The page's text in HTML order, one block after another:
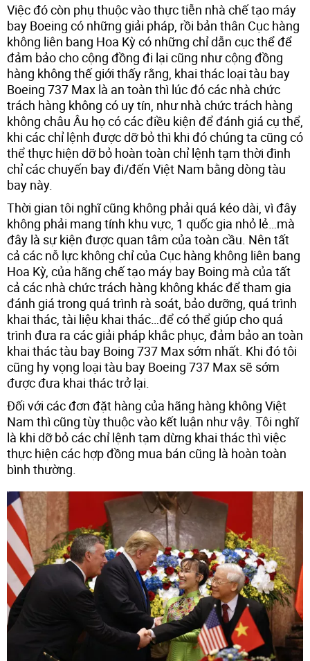
Việc đó còn phụ thuộc vào thực tiễn nhà chế tạo máy
bay Boeing có những giải pháp, rồi bản thân Cục hàng
không liên bang Hoa Kỳ có những chỉ dẫn cục thể để
đảm bảo cho cộng đồng đi lại cũng như cộng đồng
hàng không thế giới thấy rằng, khai thác loại tàu bay
Boeing 737 Max là an toàn thì lúc đó các nhà chức
trách hàng không có uy tín, như nhà chức trách hàng
không châu Âu họ có các điều kiện để đánh giá cụ thể,
khi các chỉ lệnh được dỡ bỏ thì khi đó chúng ta cũng có
thể thực hiện dỡ bỏ hoàn toàn chỉ lệnh tạm thời đình
chỉ các chuyến bay đi/đến Việt Nam bằng dòng tàu
bay này.
Thời gian tôi nghĩ cũng không phải quá kéo dài, vì đây
không phải mang tính khu vực, 1 quốc gia nhỏ lẻ…mà
đây là sự kiện được quan tâm của toàn cầu. Nên tất
cả các nỗ lực không chỉ của Cục hàng không liên bang
Hoa Kỳ, của hãng chế tạo máy bay Boing mà của tất
cả các nhà chức trách hàng không khác để tham gia
đánh giá trong quá trình rà soát, bảo dưỡng, quá trình
khai thác, tài liệu khai thác…để có thể giúp cho quá
trình đưa ra các giải pháp khắc phục, đảm bảo an toàn
khai thác tàu bay Boing 737 Max sớm nhất. Khi đó tôi
cũng hy vọng loại tàu bay Boeing 737 Max sẽ sớm
được đưa khai thác trở lại.
Đối với các đơn đặt hàng của hãng hàng không Việt
Nam thì cũng tùy thuộc vào kết luận như vậy. Tôi nghĩ
là khi dỡ bỏ các chỉ lệnh tạm dừng khai thác thì việc
thực hiện các hợp đồng mua bán cũng là hoàn toàn
bình thường.